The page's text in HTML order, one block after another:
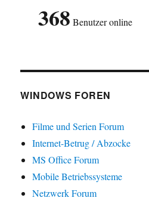
368 Benutzer online
WINDOWS FOREN
Filme und Serien Forum
Internet-Betrug / Abzocke
MS Office Forum
Mobile Betriebssysteme
Netzwerk Forum